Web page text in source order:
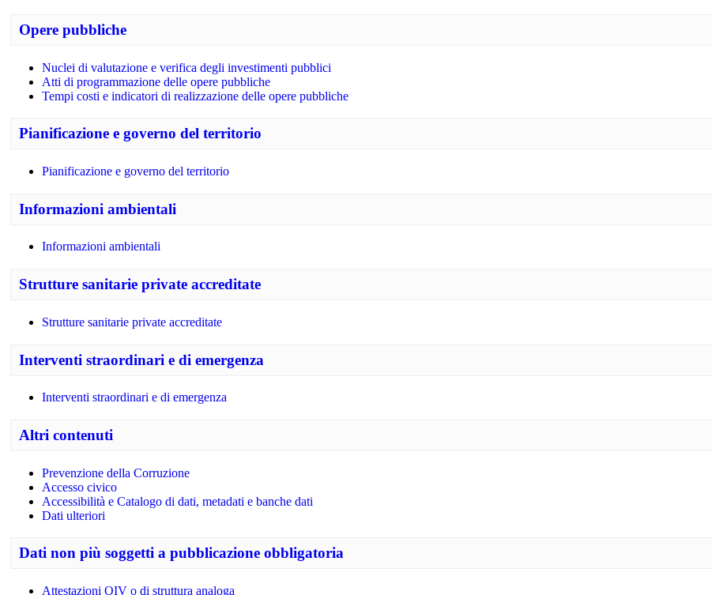
Opere pubbliche
Nuclei di valutazione e verifica degli investimenti pubblici
Atti di programmazione delle opere pubbliche
Tempi costi e indicatori di realizzazione delle opere pubbliche
Pianificazione e governo del territorio
Pianificazione e governo del territorio
Informazioni ambientali
Informazioni ambientali
Strutture sanitarie private accreditate
Strutture sanitarie private accreditate
Interventi straordinari e di emergenza
Interventi straordinari e di emergenza
Altri contenuti
Prevenzione della Corruzione
Accesso civico
Accessibilità e Catalogo di dati, metadati e banche dati
Dati ulteriori
Dati non più soggetti a pubblicazione obbligatoria
Attestazioni OIV o di struttura analoga